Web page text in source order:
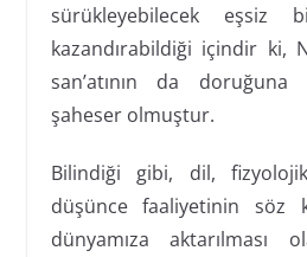
sürükleyebilecek eşsiz
kazandırabildiği içindir ki,
san’atının da
şaheser olmuştur.
Bilindiği gibi, dil,
düşünce faaliyetinin söz
dünyamıza aktarılması